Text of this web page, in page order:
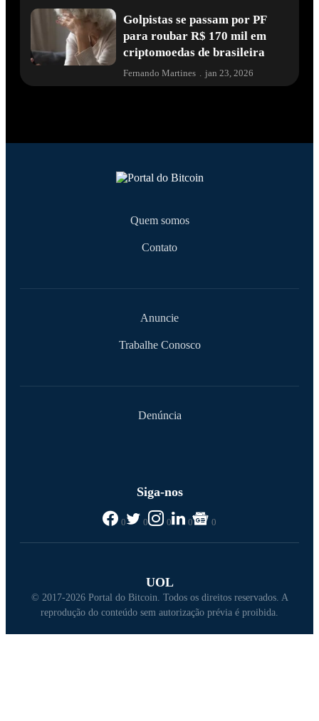
Golpistas se passam por PF
para roubar R$ 170 mil em
criptomoedas de brasileira
Fernando Martines jan 23, 2026
Quem somos
Contato
Anuncie
Trabalhe Conosco
Denúncia
Siga-nos
0 0 0 0 0
UOL
© 2017-2026 Portal do Bitcoin. Todos os direitos reservados. A
reprodução do conteúdo sem autorização prévia é proibida.